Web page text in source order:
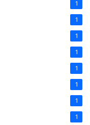
1
1
1
1
1
1
1
1